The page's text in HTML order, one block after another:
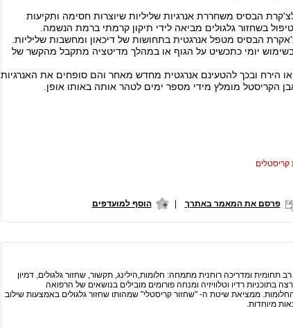
הבסיס משחררת אנרגיות שליליות שיוצרות חסימה ותקיעות
בשחזור גלגולים מביאה לידי תיקון קרמתי ברמת הנשמה.
הבסיס מטפל אנרגטית בתחושות של דיכאון ומחשבות שליליות.
בשימוש יומי כתכשיט על הגוף או במהלך מדיטציה מתקבל מהקשר של
הירח ובכך להטעינם אנרגטית מחדש מאחר והם סופחים את האנרגיות
הקריסטל מומלץ מידי מספר ימים לטהר אותה באותו אופן.
קריסטלים
פרסם את המאמר באתרך | הוסף למועדפים
תחומית ומדריכה רוחנית מתמחה: חלומות,הילינג, תקשור, שחזור גלגולים, דמיון
רדיו וטלוויזיה ומנחה פורומים מובילים בנושאים של הרפואה
ממציאת שיטת ה- "שחזור קריסטלי" שמהותו שחזור גלגולים באמצעות שילוב
מיוחדות.